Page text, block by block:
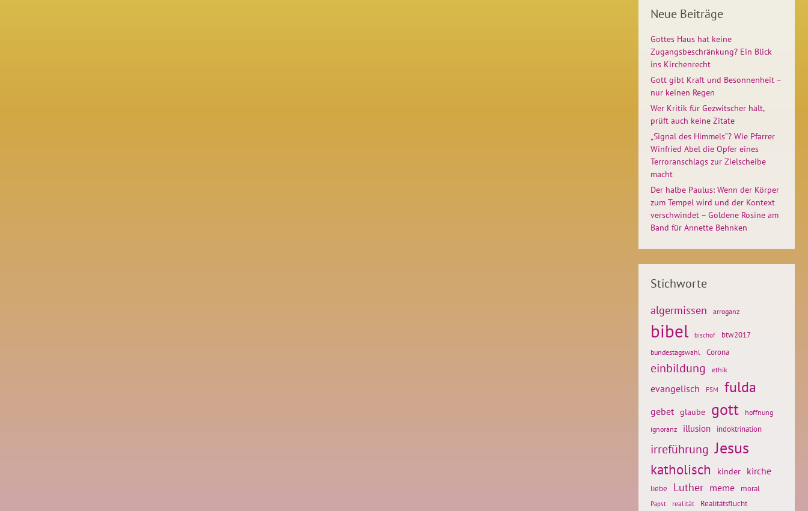
Neue Beiträge
Gottes Haus hat keine
Zugangsbeschränkung? Ein Blick
ins Kirchenrecht
Gott gibt Kraft und Besonnenheit –
nur keinen Regen
Wer Kritik für Gezwitscher hält,
prüft auch keine Zitate
„Signal des Himmels“? Wie Pfarrer
Winfried Abel die Opfer eines
Terroranschlags zur Zielscheibe
macht
Der halbe Paulus: Wenn der Körper
zum Tempel wird und der Kontext
verschwindet – Goldene Rosine am
Band für Annette Behnken
Stichworte
algermissen arroganz
bibel bischof btw2017
bundestagswahl Corona
einbildung ethik
evangelisch FSM fulda
gebet glaube gott
hoffnung
ignoranz
illusion indoktrination
irreführung Jesus
katholisch kinder kirche
liebe Luther meme moral
Papst realität Realitätsflucht